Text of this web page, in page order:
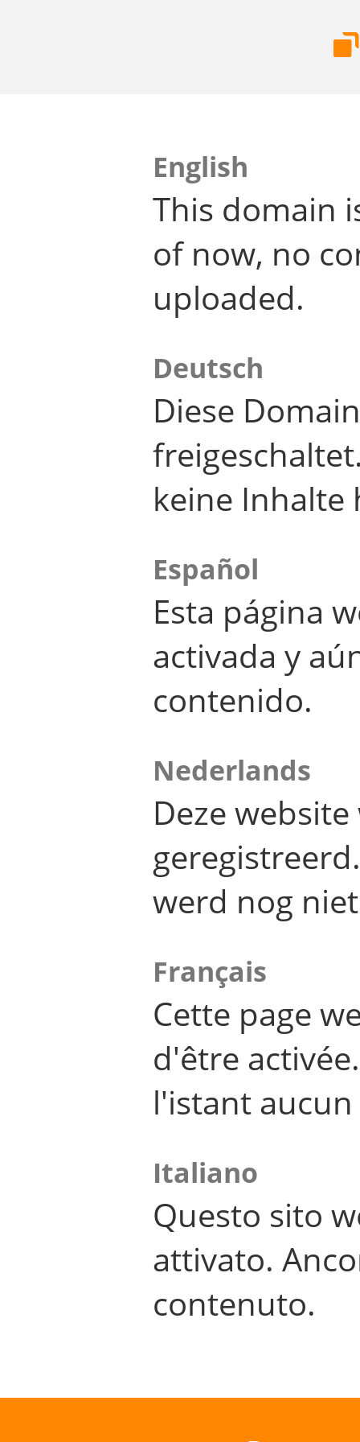
English
This domain
of now, no
uploaded.
Deutsch
Diese
keine Inhalte
Español
Esta página
activada y
contenido.
Nederlands
Deze
werd nog
Français
Cette page
d'être
l'istant
Italiano
Questo sito
attivato.
contenuto.